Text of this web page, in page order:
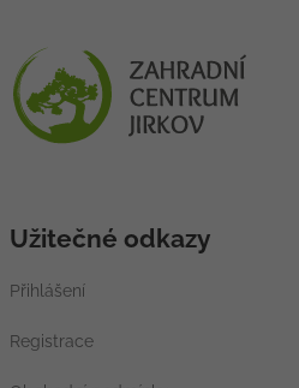
Užitečné odkazy
Přihlášení
Registrace